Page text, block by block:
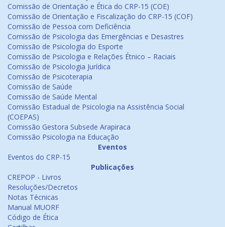
Comissão de Orientação e Ética do CRP-15 (COE)
Comissão de Orientação e Fiscalização do CRP-15 (COF)
Comissão de Pessoa com Deficiência
Comissão de Psicologia das Emergências e Desastres
Comissão de Psicologia do Esporte
Comissão de Psicologia e Relações Étnico – Raciais
Comissão de Psicologia Jurídica
Comissão de Psicoterapia
Comissão de Saúde
Comissão de Saúde Mental
Comissão Estadual de Psicologia na Assistência Social
(COEPAS)
Comissão Gestora Subsede Arapiraca
Comissão Psicologia na Educação
Eventos
Eventos do CRP-15
Publicações
CREPOP - Livros
Resoluções/Decretos
Notas Técnicas
Manual MUORF
Código de Ética